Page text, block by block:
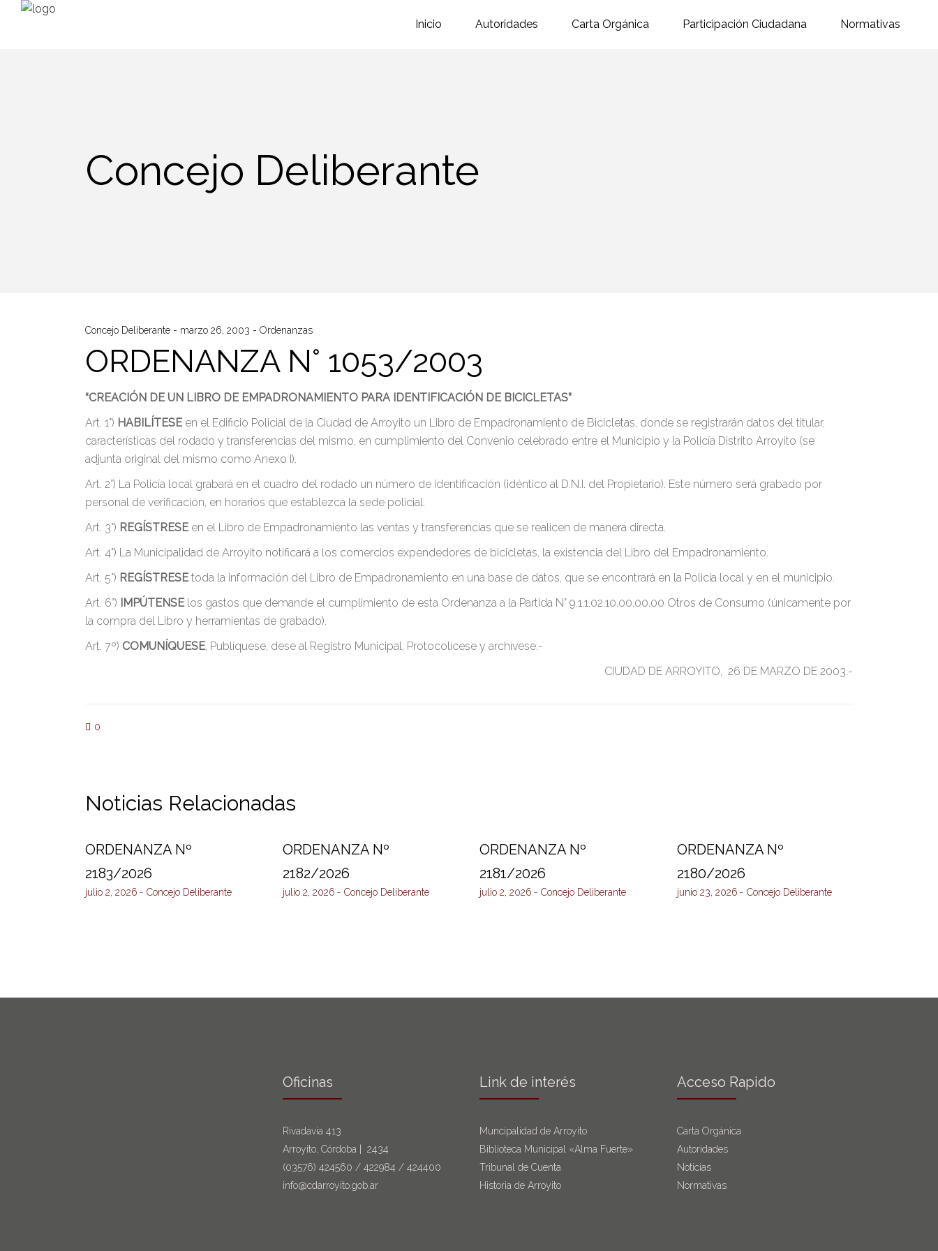
Inicio Autoridades Carta Orgánica Participación Ciudadana Normativas
Concejo Deliberante
Concejo Deliberante marzo 26, 2003 Ordenanzas
ORDENANZA N° 1053/2003
“CREACIÓN DE UN LIBRO DE EMPADRONAMIENTO PARA IDENTIFICACIÓN DE BICICLETAS”
Art. 1°) HABILÍTESE en el Edificio Policial de la Ciudad de Arroyito un Libro de Empadronamiento de Bicicletas, donde se registrarán datos del titular,
características del rodado y transferencias del mismo, en cumplimiento del Convenio celebrado entre el Municipio y la Policía Distrito Arroyito (se
adjunta original del mismo como Anexo I).
Art. 2°) La Policía local grabará en el cuadro del rodado un número de identificación (idéntico al D.N.I. del Propietario). Este número será grabado por
personal de verificación, en horarios que establezca la sede policial.
Art. 3°) REGÍSTRESE en el Libro de Empadronamiento las ventas y transferencias que se realicen de manera directa.
Art. 4°) La Municipalidad de Arroyito notificará a los comercios expendedores de bicicletas, la existencia del Libro del Empadronamiento.
Art. 5°) REGÍSTRESE toda la información del Libro de Empadronamiento en una base de datos, que se encontrará en la Policía local y en el municipio.
Art. 6°) IMPÚTENSE los gastos que demande el cumplimiento de esta Ordenanza a la Partida N° 9.1.1.02.10.00.00.00 Otros de Consumo (únicamente por
la compra del Libro y herramientas de grabado).
Art. 7º) COMUNÍQUESE, Publíquese, dese al Registro Municipal, Protocolícese y archívese.-
CIUDAD DE ARROYITO, 26 DE MARZO DE 2003.-
0
Noticias Relacionadas
ORDENANZA Nº
2183/2026
julio 2, 2026 Concejo Deliberante
ORDENANZA Nº
2182/2026
julio 2, 2026 Concejo Deliberante
ORDENANZA Nº
2181/2026
julio 2, 2026 Concejo Deliberante
ORDENANZA Nº
2180/2026
junio 23, 2026 Concejo Deliberante
Oficinas
Rivadavia 413
Arroyito, Córdoba | 2434
(03576) 424560 / 422984 / 424400
info@cdarroyito.gob.ar
Link de interés
Muncipalidad de Arroyito
Biblioteca Municipal «Alma Fuerte»
Tribunal de Cuenta
Historia de Arroyito
Acceso Rapido
Carta Orgánica
Autoridades
Noticias
Normativas